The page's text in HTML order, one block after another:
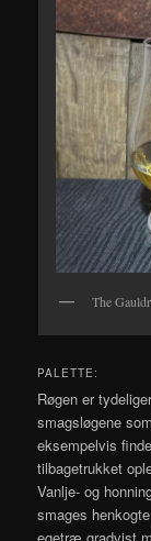
The
PALETTE:
Røgen er
smagsløgene
eksempelvis
tilbagetrukket
Vanlje- og
smages